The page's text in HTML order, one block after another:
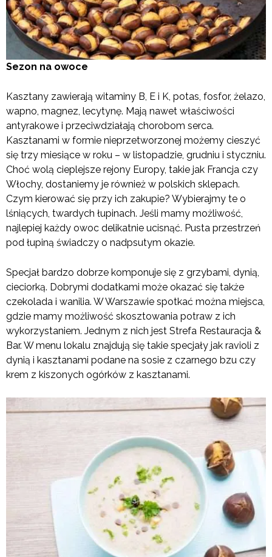
Sezon na owoce
Kasztany zawierają witaminy B, E i K, potas, fosfor, żelazo,
wapno, magnez, lecytynę. Mają nawet właściwości
antyrakowe i przeciwdziałają chorobom serca.
Kasztanami w formie nieprzetworzonej możemy cieszyć
się trzy miesiące w roku – w listopadzie, grudniu i styczniu.
Choć wolą cieplejsze rejony Europy, takie jak Francja czy
Włochy, dostaniemy je również w polskich sklepach.
Czym kierować się przy ich zakupie? Wybierajmy te o
lśniących, twardych łupinach. Jeśli mamy możliwość,
najlepiej każdy owoc delikatnie ucisnąć. Pusta przestrzeń
pod łupiną świadczy o nadpsutym okazie.
Specjał bardzo dobrze komponuje się z grzybami, dynią,
cieciorką. Dobrymi dodatkami może okazać się także
czekolada i wanilia. W Warszawie spotkać można miejsca,
gdzie mamy możliwość skosztowania potraw z ich
wykorzystaniem. Jednym z nich jest Strefa Restauracja &
Bar. W menu lokalu znajdują się takie specjały jak ravioli z
dynią i kasztanami podane na sosie z czarnego bzu czy
krem z kiszonych ogórków z kasztanami.